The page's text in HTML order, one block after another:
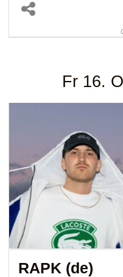
Fr 16.
RAPK (de)